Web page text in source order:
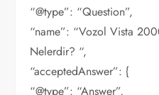
“@type”: “Question”,
“name”: “Vozol Vista
Nelerdir? “,
“acceptedAnswer”: {
“@type”: “Answer”,